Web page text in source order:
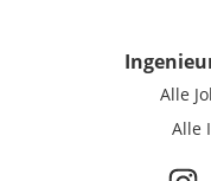
Alle
Alle